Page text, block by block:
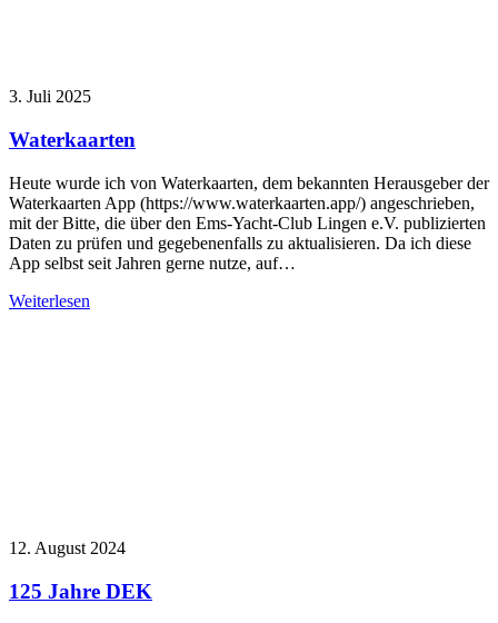
3. Juli 2025
Waterkaarten
Heute wurde ich von Waterkaarten, dem bekannten Herausgeber der
Waterkaarten App (https://www.waterkaarten.app/) angeschrieben,
mit der Bitte, die über den Ems-Yacht-Club Lingen e.V. publizierten
Daten zu prüfen und gegebenenfalls zu aktualisieren. Da ich diese
App selbst seit Jahren gerne nutze, auf…
Weiterlesen
12. August 2024
125 Jahre DEK